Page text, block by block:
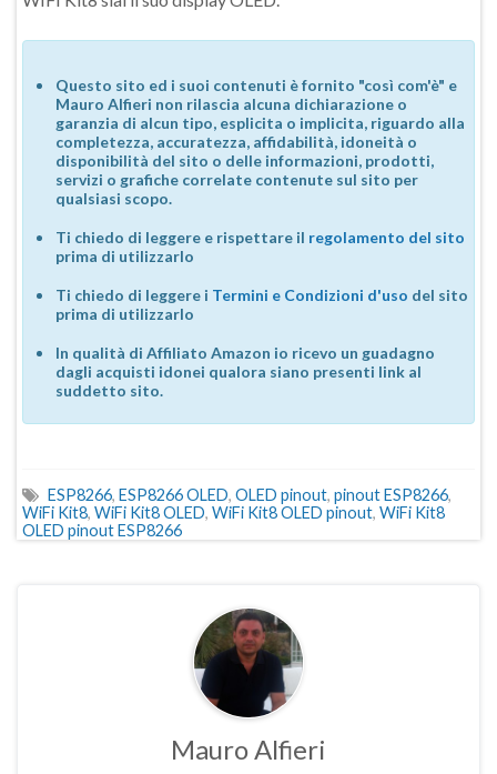
Questo sito ed i suoi contenuti è fornito "così com'è" e
Mauro Alfieri non rilascia alcuna dichiarazione o
garanzia di alcun tipo, esplicita o implicita, riguardo alla
completezza, accuratezza, affidabilità, idoneità o
disponibilità del sito o delle informazioni, prodotti,
servizi o grafiche correlate contenute sul sito per
qualsiasi scopo.
Ti chiedo di leggere e rispettare il regolamento del sito
prima di utilizzarlo
Ti chiedo di leggere i Termini e Condizioni d'uso del sito
prima di utilizzarlo
In qualità di Affiliato Amazon io ricevo un guadagno
dagli acquisti idonei qualora siano presenti link al
suddetto sito.
ESP8266, ESP8266 OLED, OLED pinout, pinout ESP8266,
WiFi Kit8, WiFi Kit8 OLED, WiFi Kit8 OLED pinout, WiFi Kit8
OLED pinout ESP8266
Mauro Alfieri